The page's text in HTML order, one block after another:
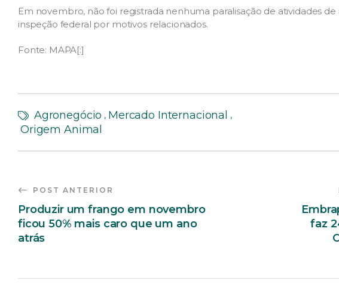
Em novembro, não foi registrada nenhuma paralisação de atividades
inspeção federal por motivos relacionados.
Fonte: MAPA[:]
Agronegócio , Mercado Internacional ,
Origem Animal
POST ANTERIOR
Produzir um frango em novembro
ficou 50% mais caro que um ano
atrás
faz